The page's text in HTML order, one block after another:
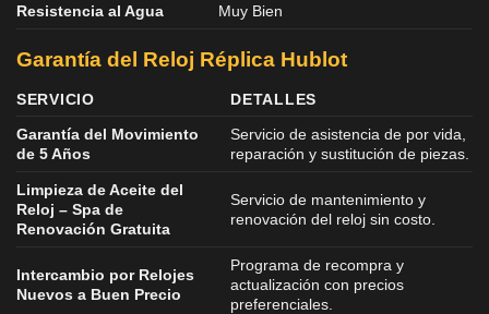
Resistencia al Agua Muy Bien
Garantía del Reloj Réplica Hublot
SERVICIO
DETALLES
Garantía del Movimiento
de 5 Años
Servicio de asistencia de por vida,
reparación y sustitución de piezas.
Limpieza de Aceite del
Reloj – Spa de
Renovación Gratuita
Servicio de mantenimiento y
renovación del reloj sin costo.
Intercambio por Relojes
Nuevos a Buen Precio
Programa de recompra y
actualización con precios
preferenciales.